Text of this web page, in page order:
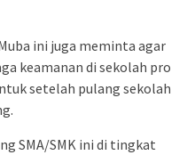
ini juga meminta agar
keamanan di sekolah pro
setelah pulang sekolah
SMA/SMK ini di tingkat